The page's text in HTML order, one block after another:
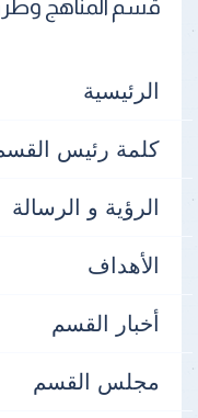
قسم المناهج وطرق
الرئيسية
كلمة رئيس
الرؤية و الرسالة
الأهداف
أخبار القسم
مجلس القسم